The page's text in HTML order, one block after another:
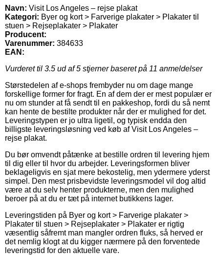
Navn: Visit Los Angeles – rejse plakat
Kategori: Byer og kort > Farverige plakater > Plakater til
stuen > Rejseplakater > Plakater
Producent:
Varenummer: 384633
EAN:
Vurderet til 3.5 ud af 5 stjerner baseret på 11 anmeldelser
Størstedelen af e-shops frembyder nu om dage mange
forskellige former for fragt. En af dem der er mest populær er
nu om stunder at få sendt til en pakkeshop, fordi du så nemt
kan hente de bestilte produkter når der er mulighed for det.
Leveringstypen er jo ultra ligetil, og typisk endda den
billigste leveringsløsning ved køb af Visit Los Angeles –
rejse plakat.
Du bør omvendt påtænke at bestille ordren til levering hjem
til dig eller til hvor du arbejder. Leveringsformen bliver
beklageligvis en sjat mere bekostelig, men ydermere yderst
simpel. Den mest prisbevidste leveringsmodel vil dog altid
være at du selv henter produkterne, men den mulighed
beroer på at du er tæt på internet butikkens lager.
Leveringstiden på Byer og kort > Farverige plakater >
Plakater til stuen > Rejseplakater > Plakater er rigtig
væsentlig såfremt man mangler ordren fluks, så herved er
det nemlig klogt at du kigger nærmere på den forventede
leveringstid for den aktuelle vare.